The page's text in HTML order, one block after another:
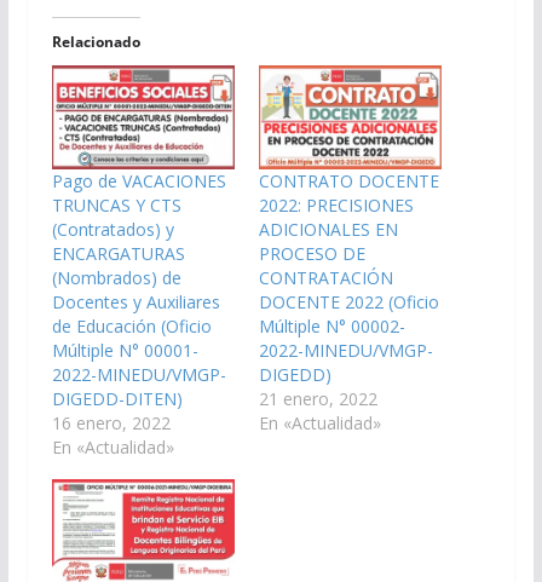
Relacionado
Pago de VACACIONES
TRUNCAS Y CTS
(Contratados) y
ENCARGATURAS
(Nombrados) de
Docentes y Auxiliares
de Educación (Oficio
Múltiple N° 00001-
2022-MINEDU/VMGP-
DIGEDD-DITEN)
16 enero, 2022
En «Actualidad»
CONTRATO DOCENTE
2022: PRECISIONES
ADICIONALES EN
PROCESO DE
CONTRATACIÓN
DOCENTE 2022 (Oficio
Múltiple N° 00002-
2022-MINEDU/VMGP-
DIGEDD)
21 enero, 2022
En «Actualidad»